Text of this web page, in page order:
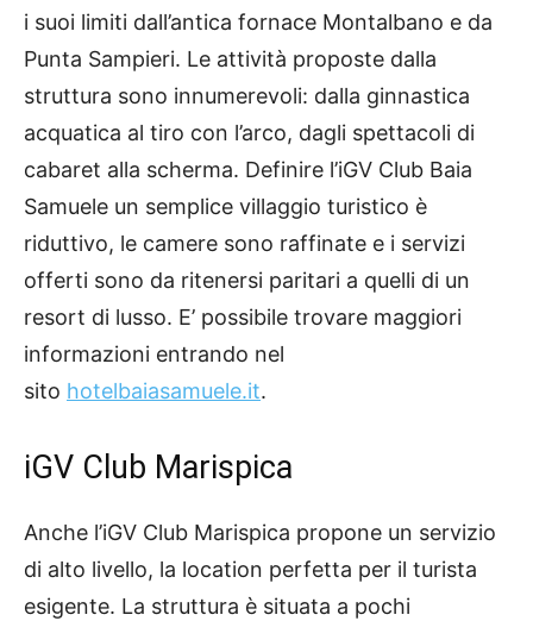
i suoi limiti dall’antica fornace Montalbano e da
Punta Sampieri. Le attività proposte dalla
struttura sono innumerevoli: dalla ginnastica
acquatica al tiro con l’arco, dagli spettacoli di
cabaret alla scherma. Definire l’iGV Club Baia
Samuele un semplice villaggio turistico è
riduttivo, le camere sono raffinate e i servizi
offerti sono da ritenersi paritari a quelli di un
resort di lusso. E’ possibile trovare maggiori
informazioni entrando nel
sito hotelbaiasamuele.it.
iGV Club Marispica
Anche l’iGV Club Marispica propone un servizio
di alto livello, la location perfetta per il turista
esigente. La struttura è situata a pochi